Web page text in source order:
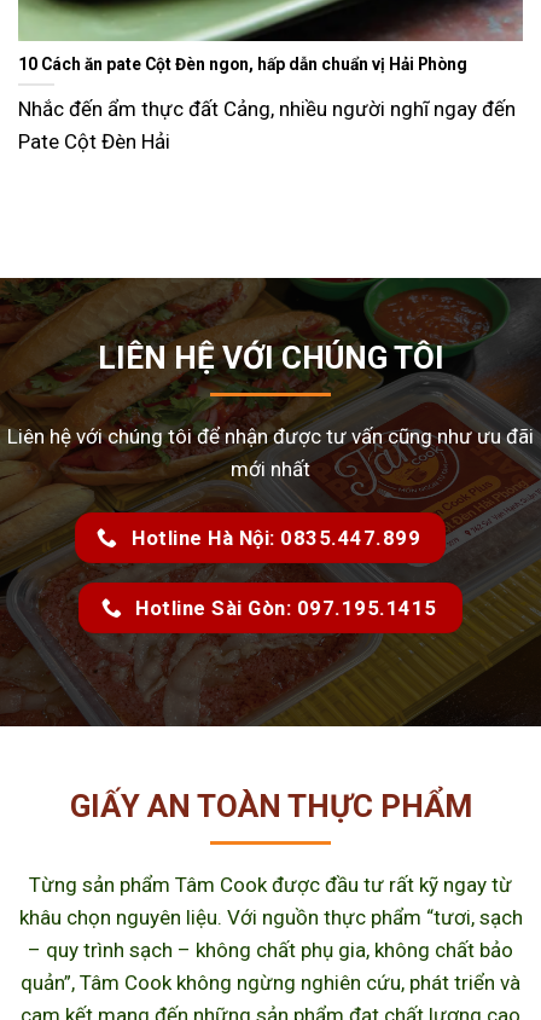
Ăn gì ngày Tết sao cho đỡ ngán và lạ miệng? Gợi ý 15 món ngon
dễ làm tại nhà
Tết Nguyên Đán là dịp sum vầy, nhưng cũng là thời điểm
LIÊN HỆ VỚI CHÚNG TÔI
Liên hệ với chúng tôi để nhận được tư vấn cũng như ưu đãi
mới nhất
Hotline Hà Nội: 0835.447.899
Hotline Sài Gòn: 097.195.1415
GIẤY AN TOÀN THỰC PHẨM
Từng sản phẩm Tâm Cook được đầu tư rất kỹ ngay từ
khâu chọn nguyên liệu. Với nguồn thực phẩm “tươi, sạch
– quy trình sạch – không chất phụ gia, không chất bảo
quản”, Tâm Cook không ngừng nghiên cứu, phát triển và